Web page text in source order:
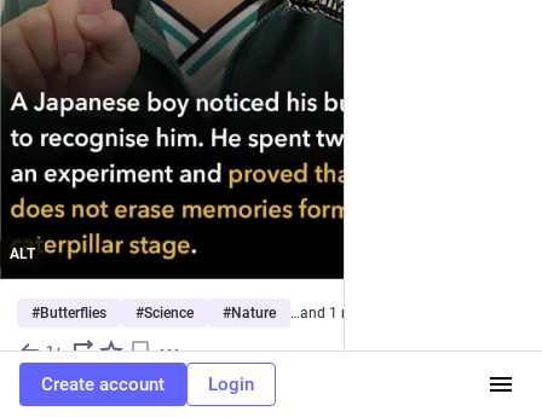
ALT
#Butterflies #Science #Nature …and 1 more
1+ Jul 19
joe
Create account Login